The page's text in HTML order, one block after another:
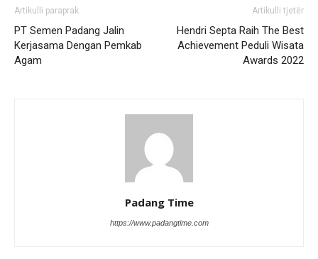
Artikulli paraprak
PT Semen Padang Jalin
Kerjasama Dengan Pemkab
Agam
Artikulli tjetër
Hendri Septa Raih The Best
Achievement Peduli Wisata
Awards 2022
Padang Time
https://www.padangtime.com